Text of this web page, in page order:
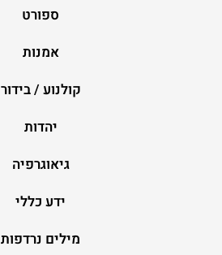
ספורט
אמנות
קולנוע / בידור
יהדות
גיאוגרפיה
ידע כללי
מילים נרדפות